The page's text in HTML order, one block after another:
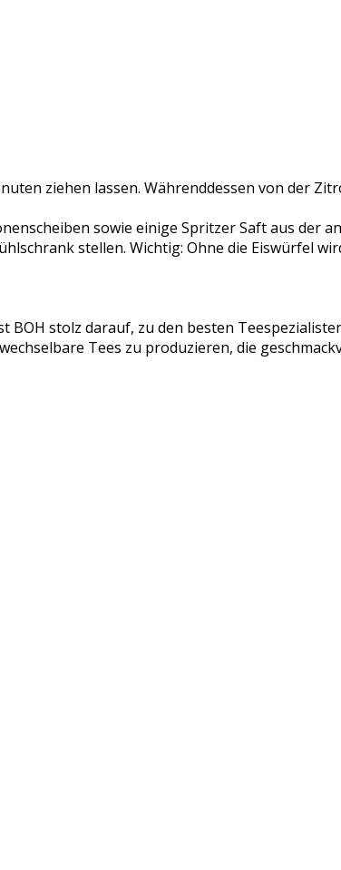
ziehen lassen. Währenddessen von der
sowie einige Spritzer Saft aus der
stellen. Wichtig: Ohne die Eiswürfel
stolz darauf, zu den besten
Tees zu produzieren, die